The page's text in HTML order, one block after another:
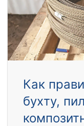
Как
бухту,